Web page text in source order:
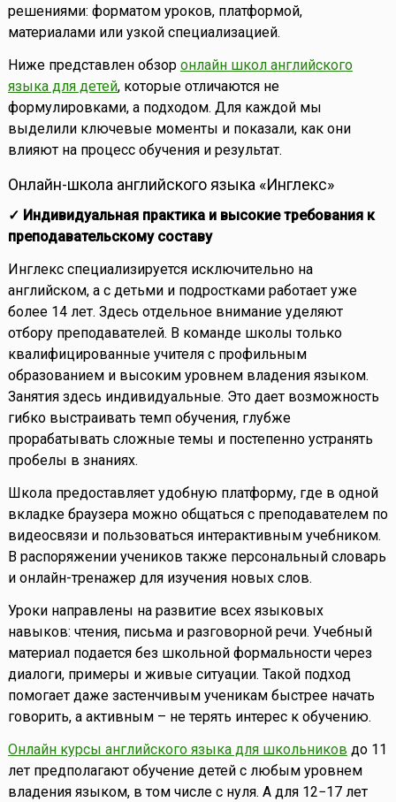
решениями: форматом уроков, платформой,
материалами или узкой специализацией.
Ниже представлен обзор онлайн школ английского
языка для детей, которые отличаются не
формулировками, а подходом. Для каждой мы
выделили ключевые моменты и показали, как они
влияют на процесс обучения и результат.
Онлайн-школа английского языка «Инглекс»
✓ Индивидуальная практика и высокие требования к
преподавательскому составу
Инглекс специализируется исключительно на
английском, а с детьми и подростками работает уже
более 14 лет. Здесь отдельное внимание уделяют
отбору преподавателей. В команде школы только
квалифицированные учителя с профильным
образованием и высоким уровнем владения языком.
Занятия здесь индивидуальные. Это дает возможность
гибко выстраивать темп обучения, глубже
прорабатывать сложные темы и постепенно устранять
пробелы в знаниях.
Школа предоставляет удобную платформу, где в одной
вкладке браузера можно общаться с преподавателем по
видеосвязи и пользоваться интерактивным учебником.
В распоряжении учеников также персональный словарь
и онлайн-тренажер для изучения новых слов.
Уроки направлены на развитие всех языковых
навыков: чтения, письма и разговорной речи. Учебный
материал подается без школьной формальности через
диалоги, примеры и живые ситуации. Такой подход
помогает даже застенчивым ученикам быстрее начать
говорить, а активным – не терять интерес к обучению.
Онлайн курсы английского языка для школьников до 11
лет предполагают обучение детей с любым уровнем
владения языком, в том числе с нуля. А для 12−17 лет